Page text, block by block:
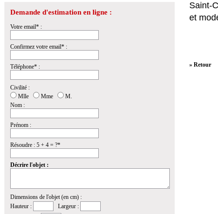
Demande d'estimation en ligne :
Votre email* :
Confirmez votre email* :
Téléphone* :
Civilité :
Mlle
Mme
M.
Nom :
Prénom :
Résoudre : 5 + 4 = ?*
Décrire l'objet :
Dimensions de l'objet (en cm) :
Hauteur :
Largeur :
Saint-
et
» Retour